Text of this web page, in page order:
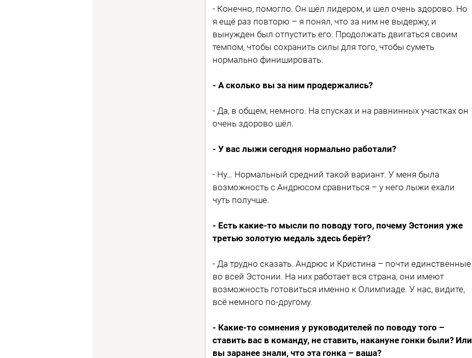
- Конечно, помогло. Он шёл лидером, и шел очень здорово. Но
я ещё раз повторю – я понял, что за ним не выдержу, и
вынужден был отпустить его. Продолжать двигаться своим
темпом, чтобы сохранить силы для того, чтобы суметь
нормально финишировать.
- А сколько вы за ним продержались?
- Да, в общем, немного. На спусках и на равнинных участках он
очень здорово шёл.
- У вас лыжи сегодня нормально работали?
- Ну… Нормальный средний такой вариант. У меня была
возможность с Андрюсом сравниться – у него лыжи ехали
чуть получше.
- Есть какие-то мысли по поводу того, почему Эстония уже
третью золотую медаль здесь берёт?
- Да трудно сказать. Андрюс и Кристина – почти единственные
во всей Эстонии. На них работает вся страна, они имеют
возможность готовиться именно к Олимпиаде. У нас, видите,
всё немного по-другому.
- Какие-то сомнения у руководителей по поводу того –
ставить вас в команду, не ставить, накануне гонки были? Или
вы заранее знали, что эта гонка – ваша?